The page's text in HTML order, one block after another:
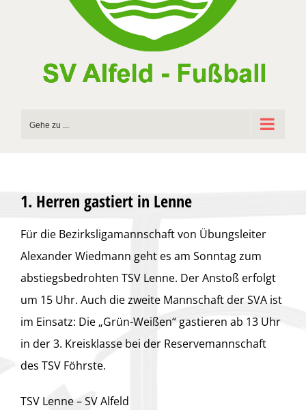
Gehe zu ...
1. Herren gastiert in Lenne
Für die Bezirksligamannschaft von Übungsleiter
Alexander Wiedmann geht es am Sonntag zum
abstiegsbedrohten TSV Lenne. Der Anstoß erfolgt
um 15 Uhr. Auch die zweite Mannschaft der SVA ist
im Einsatz: Die „Grün-Weißen“ gastieren ab 13 Uhr
in der 3. Kreisklasse bei der Reservemannschaft
des TSV Föhrste.
TSV Lenne – SV Alfeld